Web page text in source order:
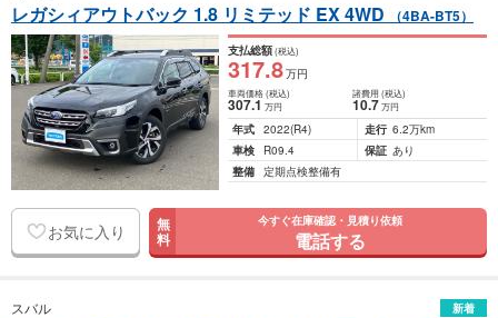
レガシィアウトバック 1.8 リミテッド EX 4WD （4BA-BT5）
支払総額(税込)
317.8万円
車両価格(税込)
307.1万円
諸費用 (税込)
10.7 万円
年式 2022(R4) 走行 6.2万km
車検
R09.4 保証 あり
整備 定期点検整備有
お気に入り 無
料
今すぐ在庫確認・見積り依頼
電話する
スバル 新着